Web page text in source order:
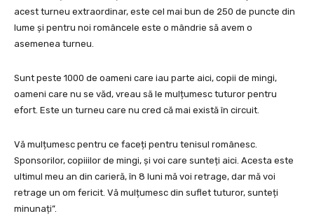
acest turneu extraordinar, este cel mai bun de 250 de puncte din
lume și pentru noi româncele este o mândrie să avem o
asemenea turneu.
Sunt peste 1000 de oameni care iau parte aici, copii de mingi,
oameni care nu se văd, vreau să le mulțumesc tuturor pentru
efort. Este un turneu care nu cred că mai există în circuit.
Vă mulțumesc pentru ce faceți pentru tenisul românesc.
Sponsorilor, copiiilor de mingi, și voi care sunteți aici. Acesta este
ultimul meu an din carieră, în 8 luni mă voi retrage, dar mă voi
retrage un om fericit. Vă mulțumesc din suflet tuturor, sunteți
minunați”.